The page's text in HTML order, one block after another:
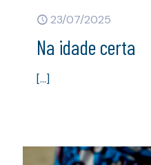
23/07/2025
Na idade certa
[…]